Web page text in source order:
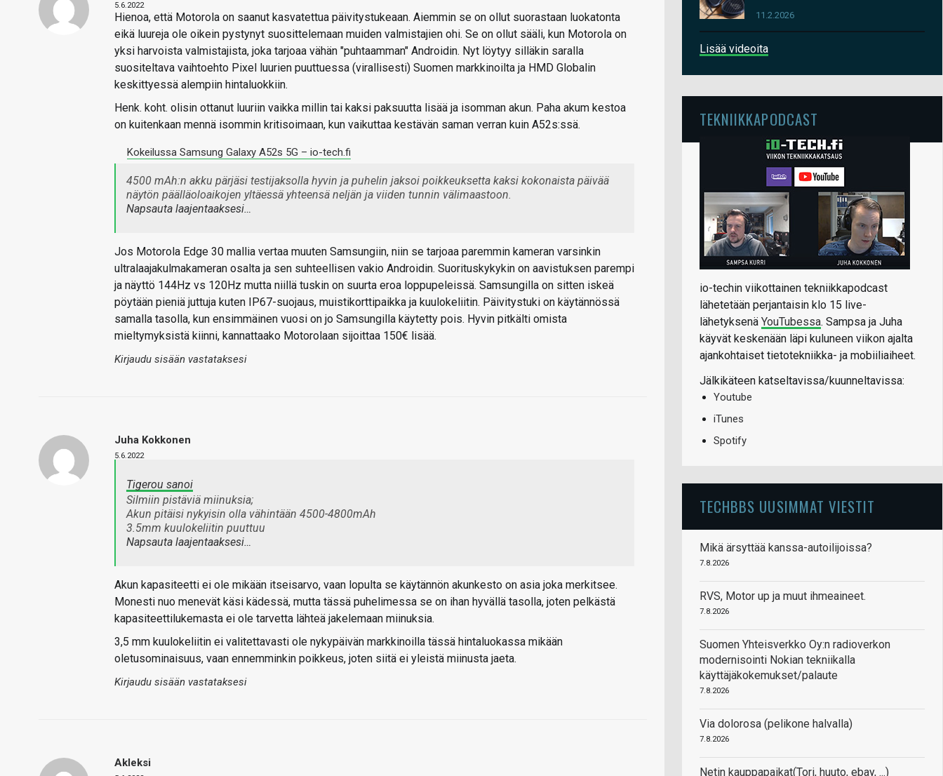
5.6.2022
Hienoa, että Motorola on saanut kasvatettua päivitystukeaan. Aiemmin se on ollut suorastaan luokatonta
eikä luureja ole oikein pystynyt suosittelemaan muiden valmistajien ohi. Se on ollut sääli, kun Motorola on
yksi harvoista valmistajista, joka tarjoaa vähän "puhtaamman" Androidin. Nyt löytyy silläkin saralla
suositeltava vaihtoehto Pixel luurien puuttuessa (virallisesti) Suomen markkinoilta ja HMD Globalin
keskittyessä alempiin hintaluokkiin.
Henk. koht. olisin ottanut luuriin vaikka millin tai kaksi paksuutta lisää ja isomman akun. Paha akum kestoa
on kuitenkaan mennä isommin kritisoimaan, kun vaikuttaa kestävän saman verran kuin A52s:ssä.
Kokeilussa Samsung Galaxy A52s 5G – io-tech.fi
4500 mAh:n akku pärjäsi testijaksolla hyvin ja puhelin jaksoi poikkeuksetta kaksi kokonaista päivää
näytön päälläoloaikojen yltäessä yhteensä neljän ja viiden tunnin välimaastoon.
Napsauta laajentaaksesi…
Jos Motorola Edge 30 mallia vertaa muuten Samsungiin, niin se tarjoaa paremmin kameran varsinkin
ultralaajakulmakameran osalta ja sen suhteellisen vakio Androidin. Suorituskykykin on aavistuksen parempi
ja näyttö 144Hz vs 120Hz mutta niillä tuskin on suurta eroa loppupeleissä. Samsungilla on sitten iskeä
pöytään pieniä juttuja kuten IP67-suojaus, muistikorttipaikka ja kuulokeliitin. Päivitystuki on käytännössä
samalla tasolla, kun ensimmäinen vuosi on jo Samsungilla käytetty pois. Hyvin pitkälti omista
mieltymyksistä kiinni, kannattaako Motorolaan sijoittaa 150€ lisää.
Kirjaudu sisään vastataksesi
Juha Kokkonen
5.6.2022
Tigerou sanoi
Silmiin pistäviä miinuksia;
Akun pitäisi nykyisin olla vähintään 4500-4800mAh
3.5mm kuulokeliitin puuttuu
Napsauta laajentaaksesi…
Akun kapasiteetti ei ole mikään itseisarvo, vaan lopulta se käytännön akunkesto on asia joka merkitsee.
Monesti nuo menevät käsi kädessä, mutta tässä puhelimessa se on ihan hyvällä tasolla, joten pelkästä
kapasiteettilukemasta ei ole tarvetta lähteä jakelemaan miinuksia.
3,5 mm kuulokeliitin ei valitettavasti ole nykypäivän markkinoilla tässä hintaluokassa mikään
oletusominaisuus, vaan ennemminkin poikkeus, joten siitä ei yleistä miinusta jaeta.
Kirjaudu sisään vastataksesi
Akleksi
11.2.2026
Lisää videoita
TEKNIIKKAPODCAST
io-techin viikottainen tekniikkapodcast
lähetetään perjantaisin klo 15 live-
lähetyksenä YouTubessa. Sampsa ja Juha
käyvät keskenään läpi kuluneen viikon ajalta
ajankohtaiset tietotekniikka- ja mobiiliaiheet.
Jälkikäteen katseltavissa/kuunneltavissa:
Youtube
iTunes
Spotify
TECHBBS UUSIMMAT VIESTIT
Mikä ärsyttää kanssa-autoilijoissa?
7.8.2026
RVS, Motor up ja muut ihmeaineet.
7.8.2026
Suomen Yhteisverkko Oy:n radioverkon
modernisointi Nokian tekniikalla
käyttäjäkokemukset/palaute
7.8.2026
Via dolorosa (pelikone halvalla)
7.8.2026
Netin kauppapaikat(Tori, huuto, ebay, ...)